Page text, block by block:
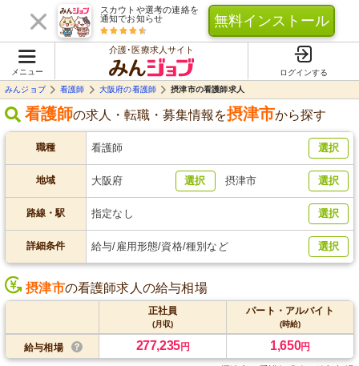
スカウトや選考の連絡を
通知でお知らせ
無料インストール
メニュー
介護･医療求人サイト
ログインする
みんジョブ
看護師 大阪府の看護師 摂津市の看護師求人
看護師の求人・転職・募集情報を摂津市から探す
職種 看護師 選択
地域 大阪府 選択 摂津市 選択
路線・駅 指定なし 選択
詳細条件 給与/雇用形態/資格/種別など 選択
摂津市の看護師求人の給与相場
正社員
(月収)
パート・アルバイト
(時給)
給与相場 277,235円 1,650円